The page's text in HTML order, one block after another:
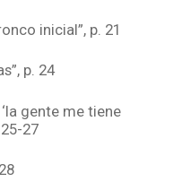
inicial”, p. 21
p. 24
gente me tiene
27